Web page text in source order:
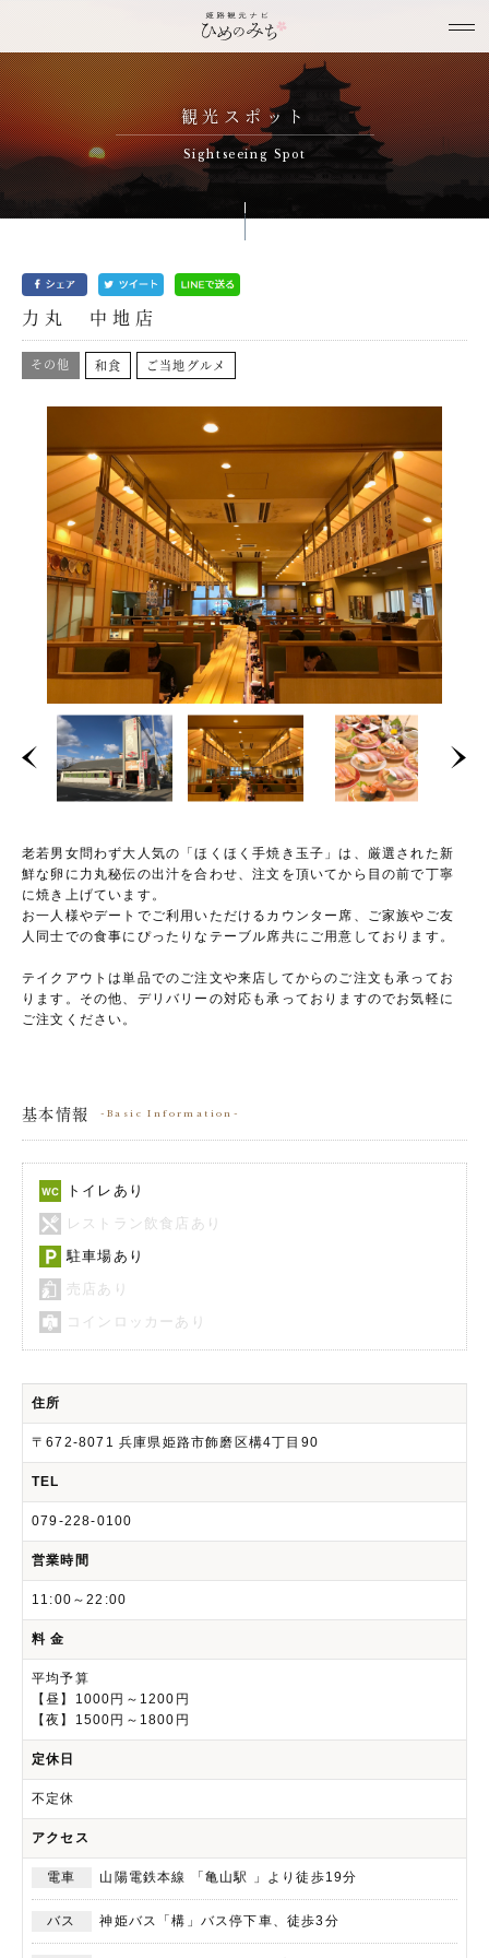
観光スポット
Sightseeing Spot
力丸 中地店
その他 和食 ご当地グルメ
老若男女問わず大人気の「ほくほく手焼き玉子」は、厳選された新
鮮な卵に力丸秘伝の出汁を合わせ、注文を頂いてから目の前で丁寧
に焼き上げています。
お一人様やデートでご利用いただけるカウンター席、ご家族やご友
人同士での食事にぴったりなテーブル席共にご用意しております。
テイクアウトは単品でのご注文や来店してからのご注文も承ってお
ります。その他、デリバリーの対応も承っておりますのでお気軽に
ご注文ください。
基本情報 Basic Information
トイレあり
レストラン飲食店あり
駐車場あり
売店あり
コインロッカーあり
住所
〒672-8071 兵庫県姫路市飾磨区構4丁目90
TEL
079-228-0100
営業時間
11:00～22:00
料 金
平均予算
【昼】1000円～1200円
【夜】1500円～1800円
定休日
不定休
アクセス
電車 山陽電鉄本線 「亀山駅 」より徒歩19分
バス 神姫バス「構」バス停下車、徒歩3分